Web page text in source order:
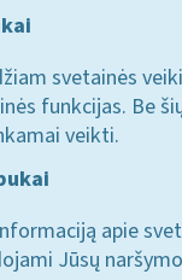
svetainės
funkcijas. Be
veikti.
apie
Jūsų